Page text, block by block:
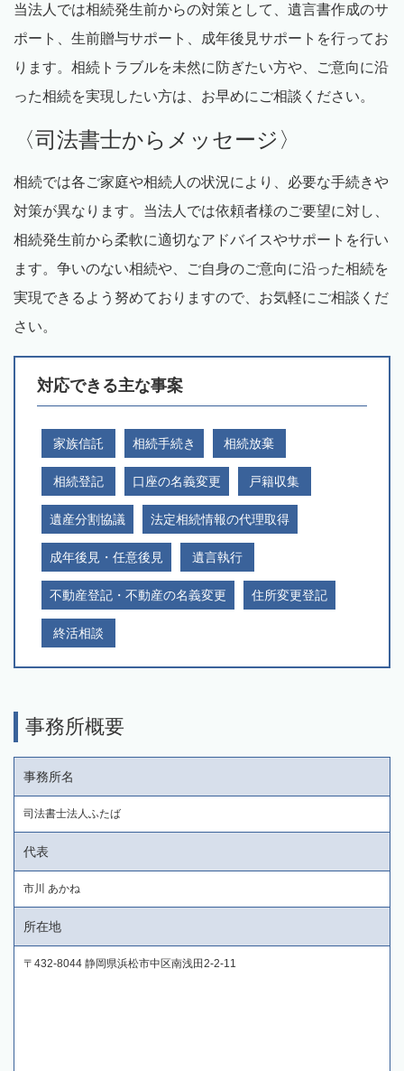
当法人では相続発生前からの対策として、遺言書作成のサ
ポート、生前贈与サポート、成年後見サポートを行ってお
ります。相続トラブルを未然に防ぎたい方や、ご意向に沿
った相続を実現したい方は、お早めにご相談ください。
〈司法書士からメッセージ〉
相続では各ご家庭や相続人の状況により、必要な手続きや
対策が異なります。当法人では依頼者様のご要望に対し、
相続発生前から柔軟に適切なアドバイスやサポートを行い
ます。争いのない相続や、ご自身のご意向に沿った相続を
実現できるよう努めておりますので、お気軽にご相談くだ
さい。
対応できる主な事案
家族信託 相続手続き 相続放棄
相続登記 口座の名義変更 戸籍収集
遺産分割協議 法定相続情報の代理取得
成年後見・任意後見 遺言執行
不動産登記・不動産の名義変更 住所変更登記
終活相談
事務所概要
事務所名
司法書士法人ふたば
代表
市川 あかね
所在地
〒432-8044 静岡県浜松市中区南浅田2-2-11